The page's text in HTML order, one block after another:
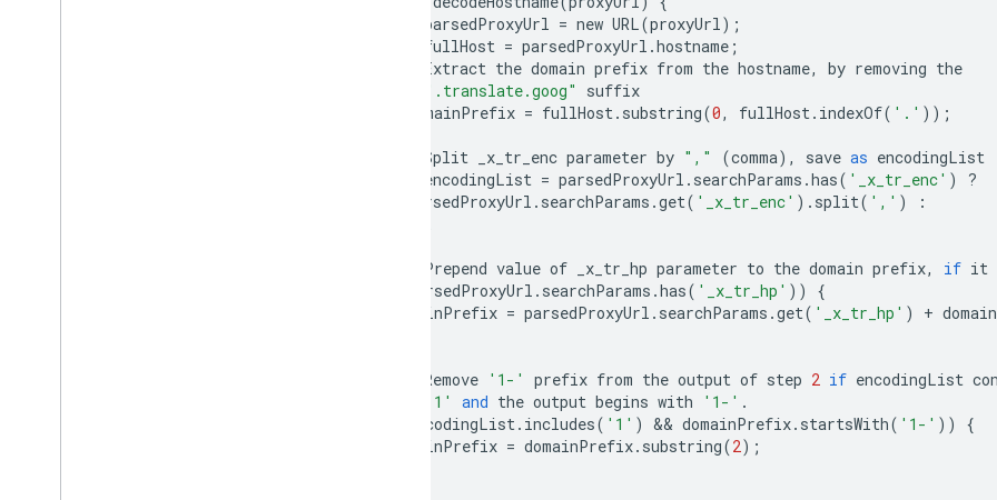
parsedProxyUrl = new URL(proxyUrl);
fullHost = parsedProxyUrl .hostname ;
Extract the domain prefix from the hostname, by removing the
".translate.goog"
suffix
domainPrefix = fullHost. substring(0, fullHost. indexOf( '.' ));
Split _x_tr_enc parameter by "," (comma), save as encodingList
encodingList = parsedProxyUrl . searchParams .has( '_x_tr_enc' )
?
parsedProxyUrl . searchParams .get( '_x_tr_enc' ) . split( ',' )
:
Prepend value of _x_tr_hp parameter to the domain prefix, if it
parsedProxyUrl . searchParams .has( '_x_tr_hp' ))
{
domainPrefix = parsedProxyUrl . searchParams .get( '_x_tr_hp' ) +
Remove '1-' prefix from the output of step 2 if encodingList
'1' and the output begins with '1-' .
encodingList. includes( '1' ) && domainPrefix. startsWith( '1-' ))
{
domainPrefix = domainPrefix. substring(2);